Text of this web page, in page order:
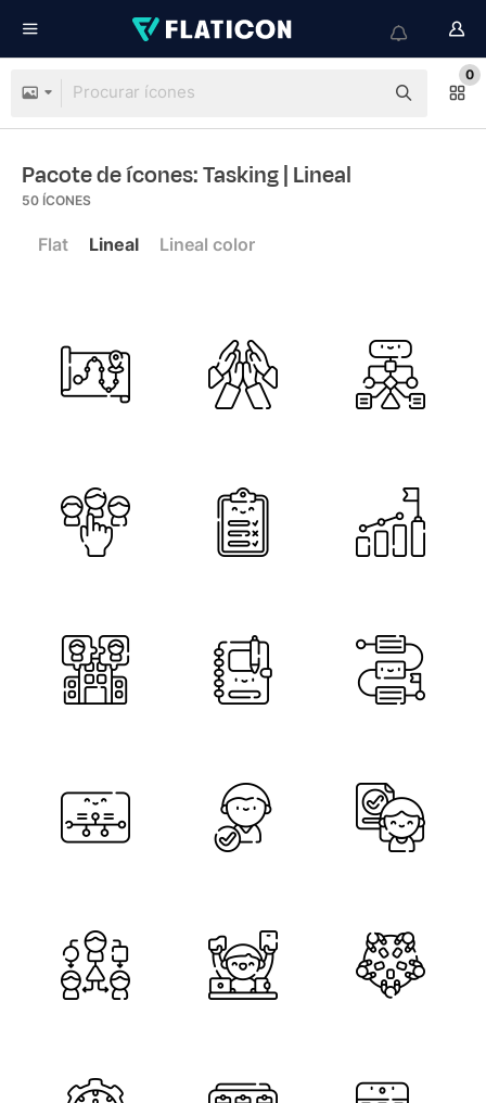
0
Pacote de ícones: Tasking| Lineal
50 ÍCONES
Flat Lineal Lineal color